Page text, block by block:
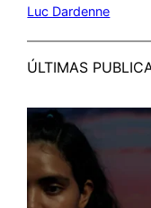
Luc Dardenne
ÚLTIMAS